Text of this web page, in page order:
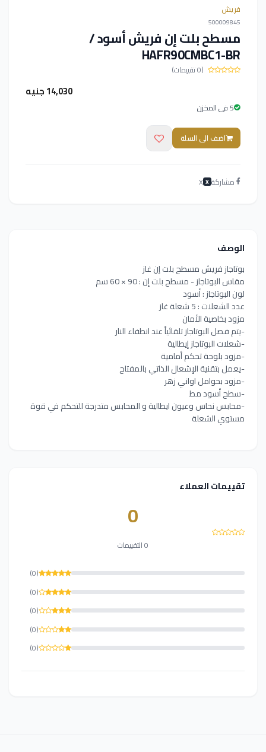
فريش
500009845
مسطح بلت إن فريش أسود /
HAFR90CMBC1-BR
(0 تقييمات)
14,030 جنيه
5 فى المخزن
اضف الى السلة
مشاركة X
X
الوصف
بوتاجاز فريش مسطح بلت إن غاز
مقاس البوتاجاز - مسطح بلت إن : 90 × 60 سم
لون البوتاجاز : أسود
عدد الشعلات : 5 شعلة غاز
مزود بخاصية الأمان
-يتم فصل البوتاجاز تلقائياً عند انطفاء النار
-شعلات البوتاجاز إيطالية
-مزود بلوحة تحكم أمامية
-يعمل بتقنية الإشعال الذاتي بالمفتاح
-مزود بحوامل اواني زهر
-سطح أسود مط
-محابس نحاس وعيون ايطالية و المحابس متدرجة للتحكم في قوة
مستوي الشعلة
تقييمات العملاء
0
0 التقييمات
(0)
(0)
(0)
(0)
(0)